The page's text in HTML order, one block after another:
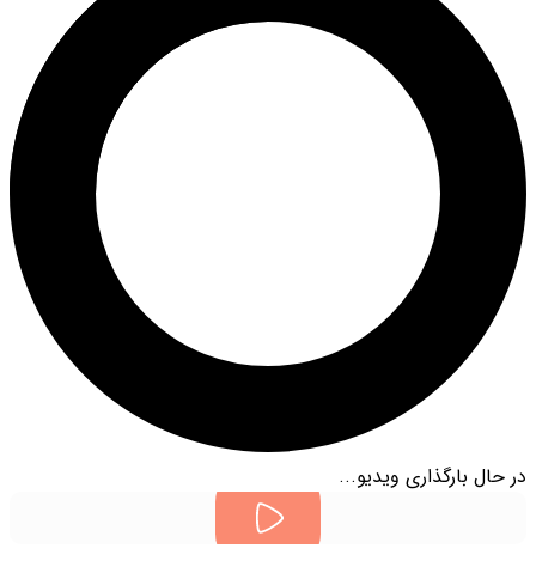
در حال بارگذاری ویدیو...